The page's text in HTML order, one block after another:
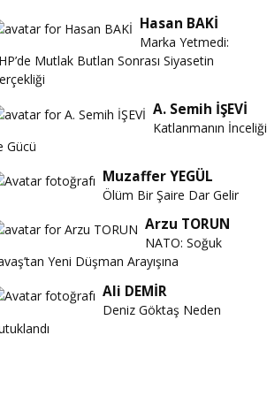
Hasan BAKİ
Marka Yetmedi:
Mutlak Butlan Sonrası Siyasetin
A. Semih İŞEVİ
Katlanmanın İnceliği
Gücü
Muzaffer YEGÜL
Ölüm Bir Şaire Dar Gelir
Arzu TORUN
NATO: Soğuk
Yeni Düşman Arayışına
Ali DEMİR
Deniz Göktaş Neden